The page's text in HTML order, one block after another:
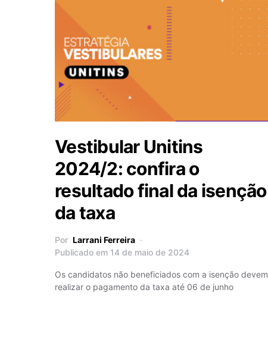
Vestibular Unitins
2024/2: confira o
resultado final da isenção
da taxa
Por Larrani Ferreira
Publicado em 14 de maio de 2024
Os candidatos não beneficiados com a isenção devem
realizar o pagamento da taxa até 06 de junho